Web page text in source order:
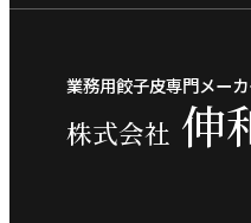
当社は、個人情
かにし、収集した
を限定し、適切に
業務用餃子皮専門メー
株式会社 伸